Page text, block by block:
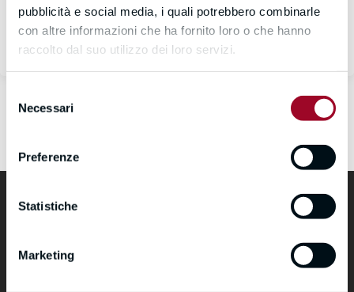
pubblicità e social media, i quali potrebbero combinarle
con altre informazioni che ha fornito loro o che hanno
raccolto dal suo utilizzo dei loro servizi.
delNecessari
Preferenze
Statistiche
Marketing
Don't have an account?